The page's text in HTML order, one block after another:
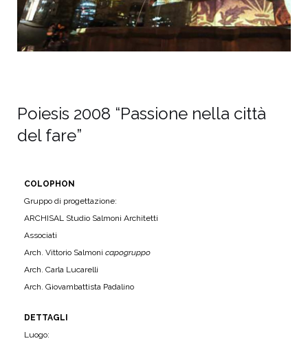
Poiesis 2008 “Passione nella città
del fare”
COLOPHON
Gruppo di progettazione:
ARCHISAL Studio Salmoni Architetti
Associati
Arch. Vittorio Salmoni capogruppo
Arch. Carla Lucarelli
Arch. Giovambattista Padalino
DETTAGLI
Luogo: